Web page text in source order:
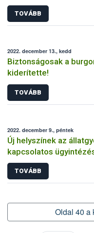
TOVÁBB
2022. december 13., kedd
Biztonságosak a
kiderítette!
TOVÁBB
2022. december 9., péntek
Új helyszínek az
kapcsolatos
TOVÁBB
Oldal 40 a